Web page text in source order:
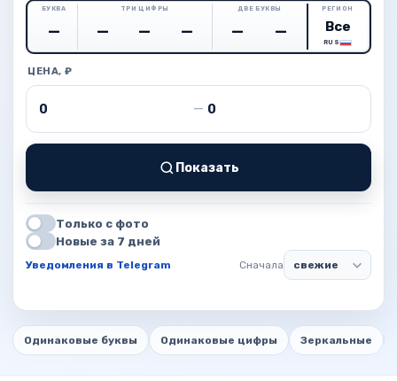
БУКВА ТРИ ЦИФРЫ ДВЕ БУКВЫ РЕГИОН
RUS
ЦЕНА, ₽
Цена от — Цена до
Показать
Только с фото
Новые за 7 дней
Уведомления в Telegram Сначала
Одинаковые буквы Одинаковые цифры Зеркальные